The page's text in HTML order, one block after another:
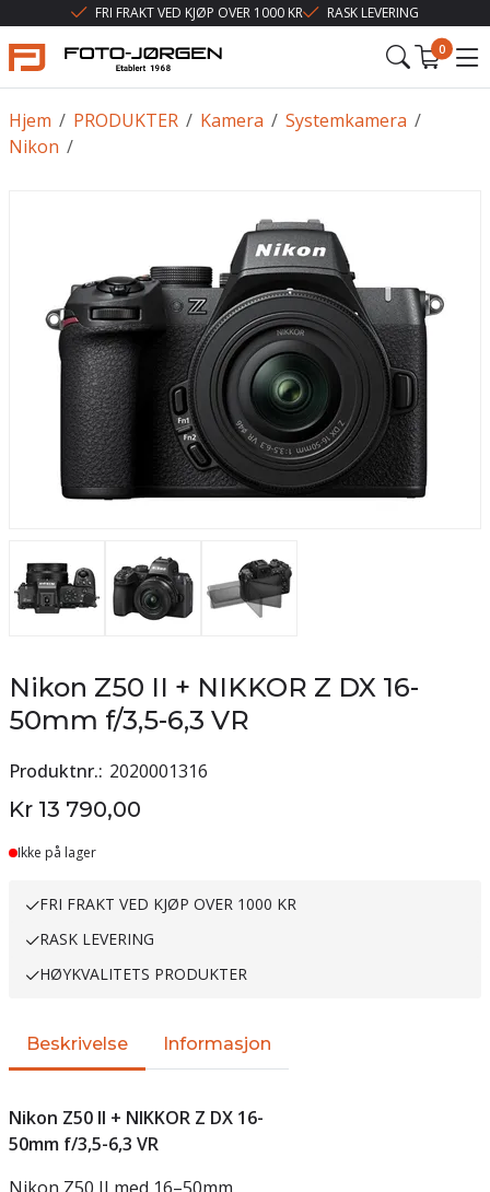
FRI FRAKT VED KJØP OVER 1000 KR RASK LEVERING
0
/
Hjem /
PRODUKTER /
Kamera /
Systemkamera
/
Nikon
Nikon Z50 II + NIKKOR Z DX 16-
50mm f/3,5-6,3 VR
Produktnr. 2020001316
Kr 13 790,00
Ikke på lager
FRI FRAKT VED KJØP OVER 1000 KR
RASK LEVERING
HØYKVALITETS PRODUKTER
Beskrivelse Informasjon
Nikon Z50 II + NIKKOR Z DX 16-
50mm f/3,5-6,3 VR